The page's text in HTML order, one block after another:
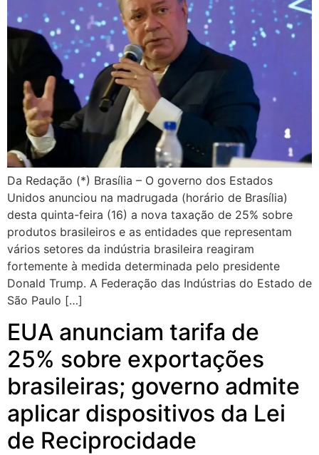
Da Redação (*) Brasília – O governo dos Estados
Unidos anunciou na madrugada (horário de Brasília)
desta quinta-feira (16) a nova taxação de 25% sobre
produtos brasileiros e as entidades que representam
vários setores da indústria brasileira reagiram
fortemente à medida determinada pelo presidente
Donald Trump. A Federação das Indústrias do Estado de
São Paulo […]
EUA anunciam tarifa de
25% sobre exportações
brasileiras; governo admite
aplicar dispositivos da Lei
de Reciprocidade